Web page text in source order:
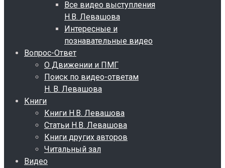
Все видео выступления
Н.В. Левашова
Интересные и
познавательные видео
Вопрос-Ответ
О Движении и ПМГ
Поиск по видео-ответам
Н. В. Левашова
Книги
Книги Н.В. Левашова
Статьи Н.В. Левашова
Книги других авторов
Читальный зал
Видео